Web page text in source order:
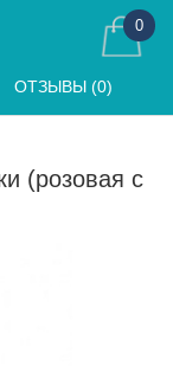
0
(розовая с
ОТЗЫВЫ (0)